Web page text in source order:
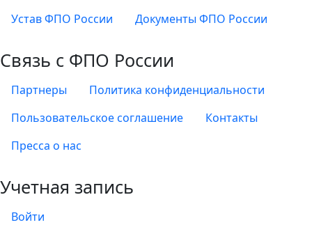
Устав ФПО России
Документы ФПО России
Связь с ФПО России
Партнеры
Политика конфиденциальности
Пользовательское соглашение
Контакты
Пресса о нас
Учетная запись
Войти